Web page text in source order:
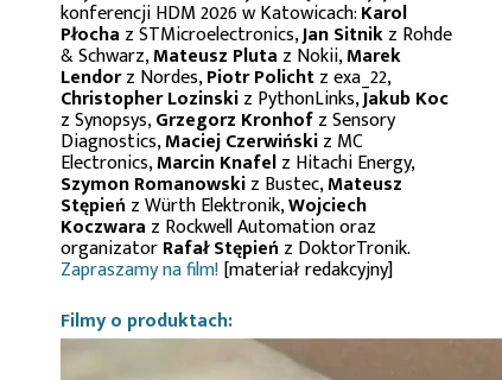
konferencji HDM 2026 w Katowicach:Karol
Płocha z STMicroelectronics,Jan Sitnikz Rohde
& Schwarz,Mateusz Pluta z Nokii,Marek
Lendorz Nordes,Piotr Polichtz exa_22,
Christopher Lozinskiz PythonLinks,Jakub Koc
z Synopsys,Grzegorz Kronhofz Sensory
Diagnostics,Maciej Czerwińskiz MC
Electronics,Marcin Knafelz Hitachi Energy,
Szymon Romanowskiz Bustec,Mateusz
Stępień z Würth Elektronik,Wojciech
Koczwara z Rockwell Automation oraz
organizatorRafał Stępień z DoktorTronik.
Zapraszamy na film![materiał redakcyjny]
Filmy o produktach: